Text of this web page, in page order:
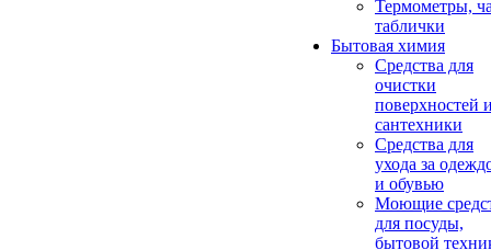
Термометры,
таблички
Бытовая химия
Средства для
очистки
поверхностей
сантехники
Средства для
ухода за
и обувью
Моющие
для посуды,
бытовой